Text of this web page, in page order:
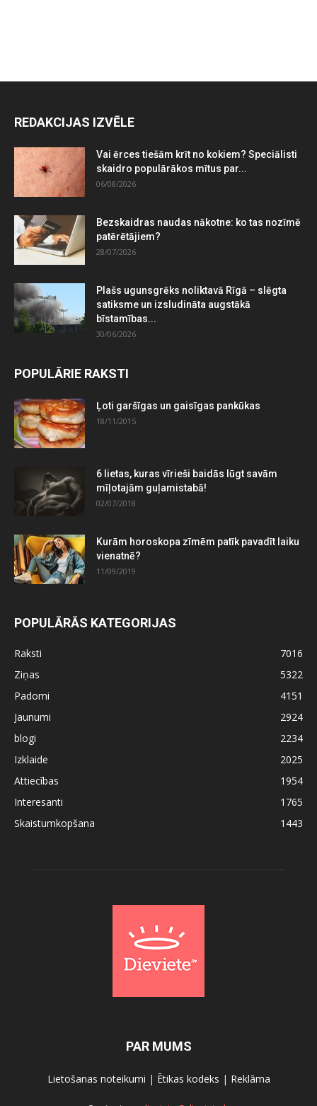
REDAKCIJAS IZVĒLE
Vai ērces tiešām krīt no kokiem? Speciālisti
skaidro populārākos mītus par...
06/08/2026
Bezskaidras naudas nākotne: ko tas nozīmē
patērētājiem?
28/07/2026
Plašs ugunsgrēks noliktavā Rīgā – slēgta
satiksme un izsludināta augstākā
bīstamības...
30/06/2026
POPULĀRIE RAKSTI
Ļoti garšīgas un gaisīgas pankūkas
18/11/2015
6 lietas, kuras vīrieši baidās lūgt savām
mīļotajām guļamistabā!
02/07/2018
Kurām horoskopa zīmēm patīk pavadīt laiku
vienatnē?
11/09/2019
POPULĀRĀS KATEGORIJAS
Raksti
7016
Ziņas
5322
Padomi
4151
Jaunumi
2924
blogi
2234
Izklaide
2025
Attiecības
1954
Interesanti
1765
Skaistumkopšana
1443
PAR MUMS
Lietošanas noteikumi | Ētikas kodeks | Reklāma